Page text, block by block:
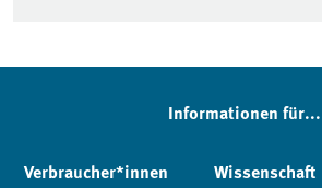
Informationen für...
Verbraucher*innen Wissenschaft